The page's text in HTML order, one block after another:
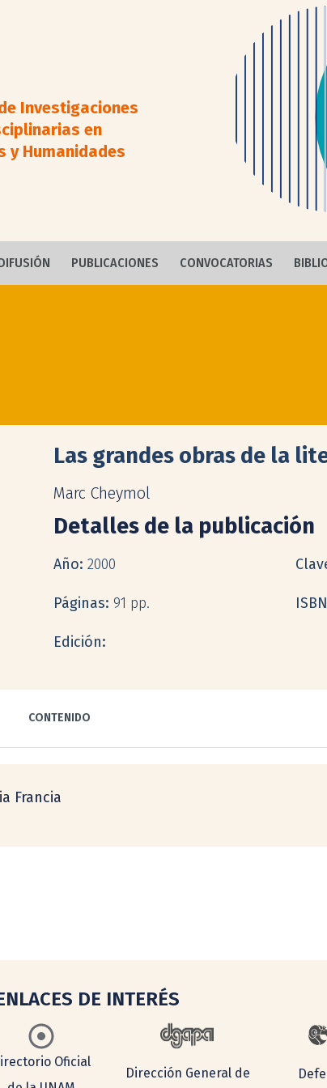
Investigaciones
en
y Humanidades
PUBLICACIONES CONVOCATORIAS
Las grandes obras de la
Marc Cheymol
Detalles de la publicación
Año: 2000
Páginas: 91 pp.
Edición:
CONTENIDO
Francia
DE INTERÉS
Oficial
Dirección General de